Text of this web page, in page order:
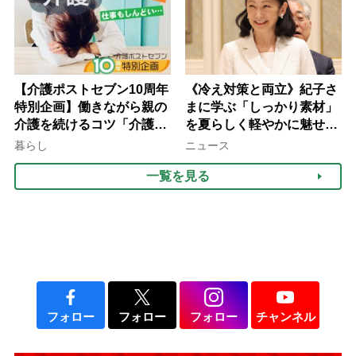
【介護ポストセブン10周年
特別企画】働きながら親の
介護を続けるコツ「介護は
10年以上続くことも…3つ
みよう」【社会福祉士解
説】
暮らし
《冷え対策と両立》紀子さ
まに学ぶ「しっかり素材」
を夏らしく軽やかに魅せる
3つの着こなし法則
ニュース
一覧を見る
フォロー フォロー フォロー チャンネル